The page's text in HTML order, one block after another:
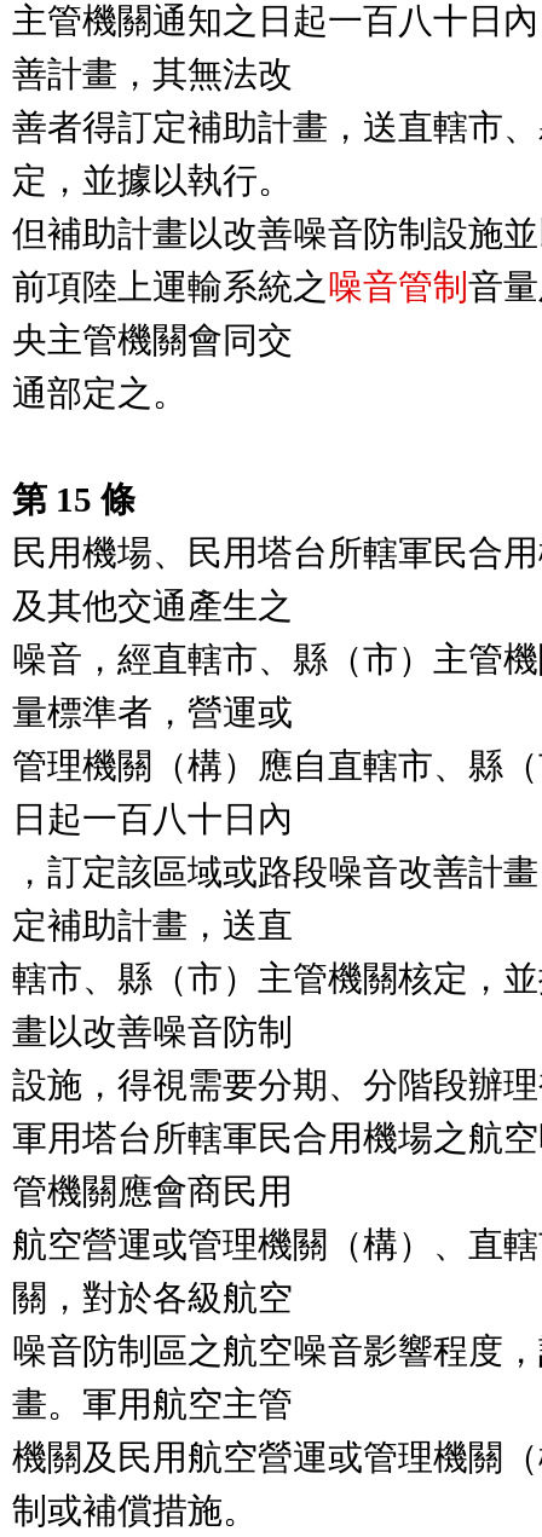
主管機關通知之日起一百八十日
善計畫，其無法改
善者得訂定補助計畫，送直轄市
定，並據以執行。
但補助計畫以改善噪音防制設施
前項陸上運輸系統之噪音管制 音
央主管機關會同交
通部定之。
第 15 條
民用機場、民用塔台所轄軍民合
及其他交通產生之
噪音，經直轄市、縣（市）主管
量標準者，營運或
管理機關（構）應自直轄市、縣
日起一百八十日內
，訂定該區域或路段噪音改善計
定補助計畫，送直
轄市、縣（市）主管機關核定，
畫以改善噪音防制
設施，得視需要分期、分階段辦
軍用塔台所轄軍民合用機場之航
管機關應會商民用
航空營運或管理機關（構）、直
關，對於各級航空
噪音防制區之航空噪音影響程度
畫。軍用航空主管
機關及民用航空營運或管理機關
制或補償措施。